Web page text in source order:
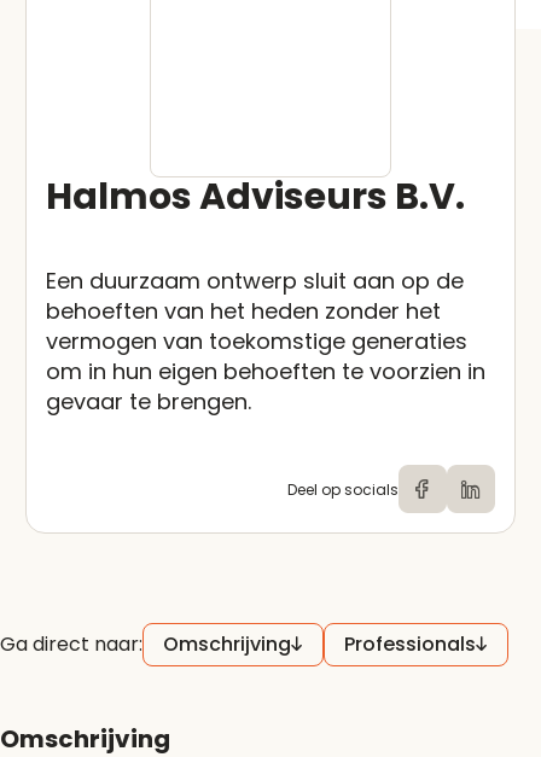
Halmos Adviseurs B.V.
Een duurzaam ontwerp sluit aan op de
behoeften van het heden zonder het
vermogen van toekomstige generaties
om in hun eigen behoeften te voorzien in
gevaar te brengen.
Deel op socials
Ga direct naar: Omschrijving Professionals
Omschrijving